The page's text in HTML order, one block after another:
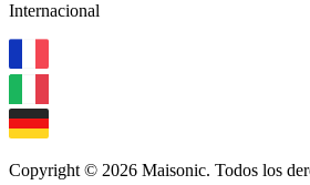
Internacional
Copyright © 2026 Maisonic. Todos los